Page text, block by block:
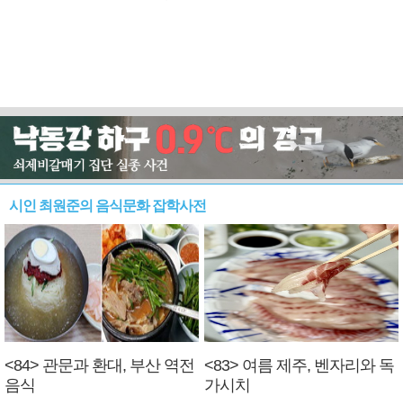
시인 최원준의 음식문화 잡학사전
<84> 관문과 환대, 부산 역전
음식
<83> 여름 제주, 벤자리와 독
가시치